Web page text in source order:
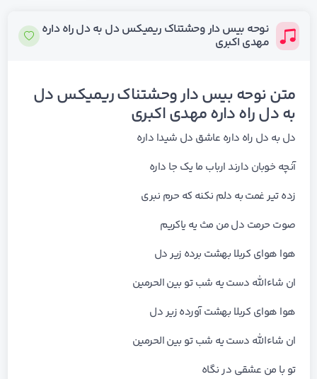
نوحه بیس دار وحشتناک ریمیکس دل به دل راه داره
مهدی اکبری
متن نوحه بیس دار وحشتناک ریمیکس دل
به دل راه داره مهدی اکبری
دل به دل راه داره عاشق دل شیدا داره
آنچه خوبان دارند ارباب ما یک جا داره
زده تیر غمت به دلم نکنه که حرم نبری
صوت حرمت دل من مث یه یاکریم
هوا هوای کربلا بهشت برده زیر دل
ان شاءالله دست یه شب تو بین الحرمین
هوا هوای کربلا بهشت آورده زیر دل
ان شاءالله دست یه شب تو بین الحرمین
تو با من عشقی در نگاه